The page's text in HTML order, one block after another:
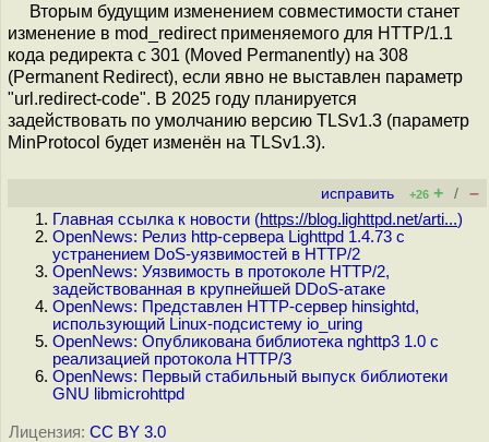
Вторым будущим изменением совместимости станет
изменение в mod_redirect применяемого для HTTP/1.1
кода редиректа с 301 (Moved Permanently) на 308
(Permanent Redirect), если явно не выставлен параметр
"url.redirect-code". В 2025 году планируется
задействовать по умолчанию версию TLSv1.3 (параметр
MinProtocol будет изменён на TLSv1.3).
исправить +26 + / –
Главная ссылка к новости (https://blog.lighttpd.net/arti...)
OpenNews: Релиз http-сервера Lighttpd 1.4.73 с
устранением DoS-уязвимостей в HTTP/2
OpenNews: Уязвимость в протоколе HTTP/2,
задействованная в крупнейшей DDoS-атаке
OpenNews: Представлен HTTP-сервер hinsightd,
использующий Linux-подсистему io_uring
OpenNews: Опубликована библиотека nghttp3 1.0 с
реализацией протокола HTTP/3
OpenNews: Первый стабильный выпуск библиотеки
GNU libmicrohttpd
Лицензия: CC BY 3.0